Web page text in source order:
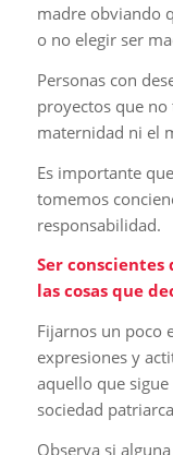
madre obviando
o no elegir ser
Personas con
proyectos que
maternidad ni el
Es importante
tomemos
responsabilidad.
Ser conscientes
las cosas que
Fijarnos un poco
expresiones y
aquello que
sociedad
Observa si